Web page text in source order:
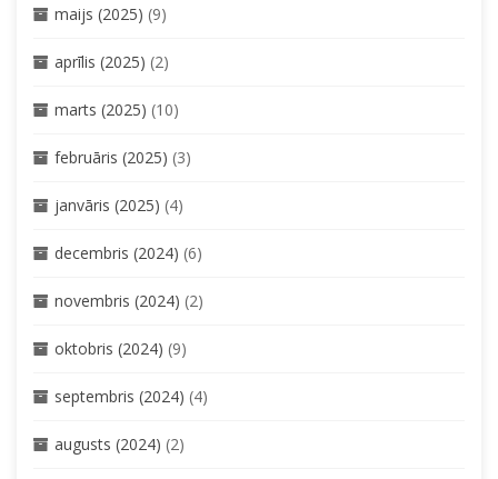
maijs (2025) (9)
aprīlis (2025) (2)
marts (2025) (10)
februāris (2025) (3)
janvāris (2025) (4)
decembris (2024) (6)
novembris (2024) (2)
oktobris (2024) (9)
septembris (2024) (4)
augusts (2024) (2)